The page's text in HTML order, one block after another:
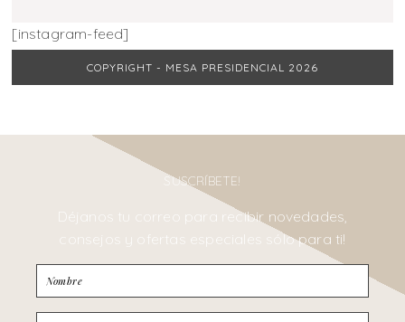
[instagram-feed]
COPYRIGHT - MESA PRESIDENCIAL 2026
SUSCRÍBETE!
Déjanos tu correo para recibir novedades,
consejos y ofertas especiales sólo para ti!